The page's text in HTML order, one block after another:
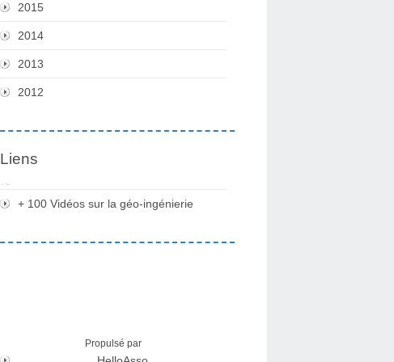
2015
2014
2013
2012
Liens
+ 100 Vidéos sur la géo-ingénierie
Propulsé par